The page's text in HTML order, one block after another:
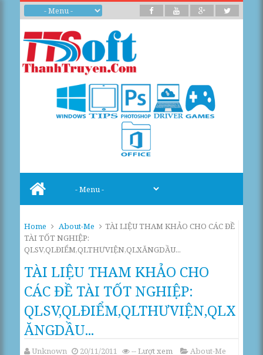
Home About-Me
TÀI LIỆU THAM KHẢO CHO CÁC ĐỀ
TÀI TỐT NGHIỆP:
QLSV,QLĐIỂM,QLTHƯVIỆN,QLXĂNGDẦU...
TÀI LIỆU THAM KHẢO CHO
CÁC ĐỀ TÀI TỐT NGHIỆP:
QLSV,QLĐIỂM,QLTHƯVIỆN,QLX
ĂNGDẦU...
Unknown 20/11/2011 --Lượt xem About-Me